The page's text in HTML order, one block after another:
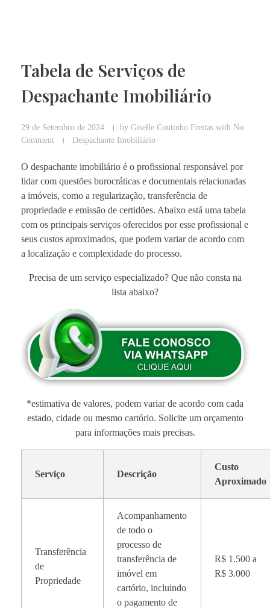
Tabela de Serviços de
Despachante Imobiliário
29 de Setembro de 2024 by Giselle Coutinho Freitas with No
Comment
Despachante Imobiliário
O despachante imobiliário é o profissional responsável por
lidar com questões burocráticas e documentais relacionadas
a imóveis, como a regularização, transferência de
propriedade e emissão de certidões. Abaixo está uma tabela
com os principais serviços oferecidos por esse profissional e
seus custos aproximados, que podem variar de acordo com
a localização e complexidade do processo.
Precisa de um serviço especializado? Que não consta na
lista abaixo?
*estimativa de valores, podem variar de acordo com cada
estado, cidade ou mesmo cartório. Solicite um orçamento
para informações mais precisas.
Serviço Descrição
Custo
Aproximado
Transferência
de
Propriedade
Acompanhamento
de todo o
processo de
transferência de
imóvel em
cartório, incluindo
o pagamento de
R$ 1.500 a
R$ 3.000